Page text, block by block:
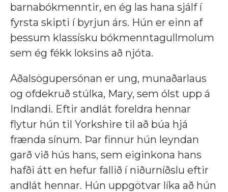
barnabókmenntir, en ég las hana sjálf í
fyrsta skipti í byrjun árs. Hún er einn af
þessum klassísku bókmenntagullmolum
sem ég fékk loksins að njóta.
Aðalsögupersónan er ung, munaðarlaus
og ofdekruð stúlka, Mary, sem ólst upp á
Indlandi. Eftir andlát foreldra hennar
flytur hún til Yorkshire til að búa hjá
frænda sínum. Þar finnur hún leyndan
garð við hús hans, sem eiginkona hans
hafði átt en hefur fallið í niðurníðslu eftir
andlát hennar. Hún uppgötvar líka að hún